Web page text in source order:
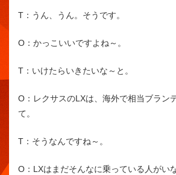
T： うん、うん。そうです。
O： かっこいいですよね～。
T： いけたらいきたいな～と。
O： レクサスのLXは、海外で相当ブラン
て。
T： そうなんですね～。
O： LXはまだそんなに乗っている人がい